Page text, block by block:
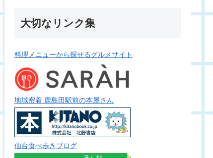
大切なリンク集
料理メニューから探せるグルメサイト
地域密着 鹿島田駅前の本屋さん
仙台食べ歩きブログ